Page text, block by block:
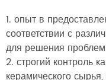
1. опыт в
соответствии с
для решения проблем
2. строгий контроль
керамического